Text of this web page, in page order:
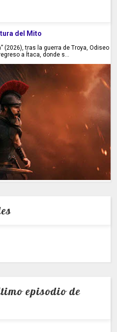
del Mito
(2026), tras la guerra de Troya, Odiseo
a Ítaca, donde s...
episodio de